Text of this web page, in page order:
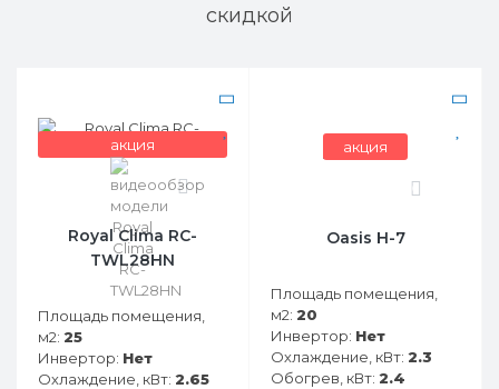
скидкой
акция
0
Royal Clima RC-
TWL28HN
Площадь помещения,
м2: 25
Инвертор: Нет
Охлаждение, кВт: 2.65
акция
Oasis H-7
Площадь помещения,
м2: 20
Инвертор: Нет
Охлаждение, кВт: 2.3
Обогрев, кВт: 2.4